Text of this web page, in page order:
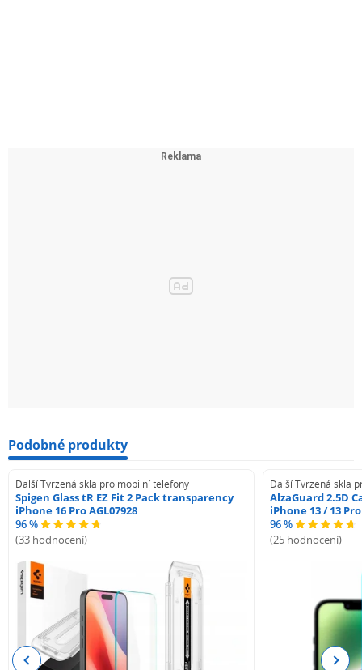
Podobné produkty
Další Tvrzená skla pro mobilní telefony
Spigen Glass tR EZ Fit 2 Pack transparency
iPhone 16 Pro AGL07928
96 %
(33 hodnocení)
Další Tvrzená skla
AlzaGuard 2.5D
iPhone 13 / 13 Pro
96 %
(25 hodnocení)
Previous Next